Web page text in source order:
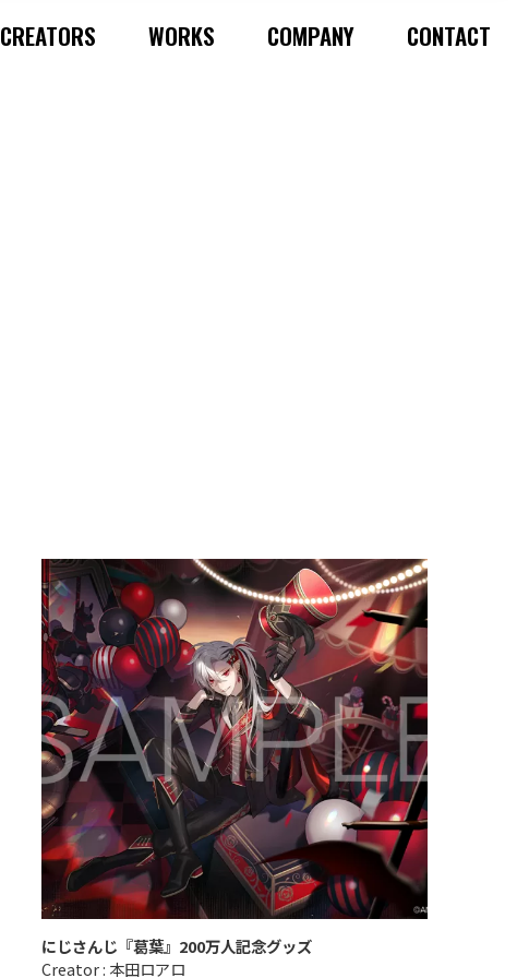
CREATORS WORKS COMPANY CONTACT
にじさんじ『葛葉』200万人記念グッズ
Creator : 本田ロアロ